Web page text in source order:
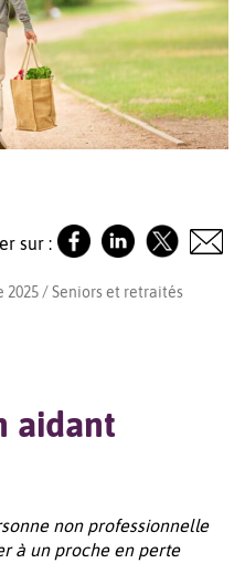
sur :
2025 /Seniors et retraités
aidant
non professionnelle
à un proche en perte